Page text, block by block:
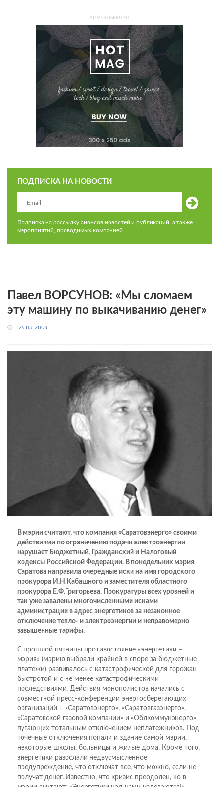
ADVERTISEMENT
ПОДПИСКА НА НОВОСТИ
Подписка на рассылку анонсов новостей и публикаций, а также
мероприятий, проводимых компанией.
Павел ВОРСУНОВ: «Мы сломаем
эту машину по выкачиванию денег»
26.03.2004
В мэрии считают, что компания «Саратовэнерго» своими
действиями по ограничению подачи электроэнергии
нарушает Бюджетный, Гражданский и Налоговый
кодексы Российской Федерации. В понедельник мэрия
Саратова направила очередные иски на имя городского
прокурора И.Н.Кабашного и заместителя областного
прокурора Е.Ф.Григорьева. Прокуратуры всех уровней и
так уже завалены многочисленными исками
администрации в адрес энергетиков за незаконное
отключение тепло- и электроэнергии и неправомерно
завышенные тарифы.
С прошлой пятницы противостояние «энергетики –
мэрия» (мэрию выбрали крайней в споре за бюджетные
платежи) развивалось с катастрофической для горожан
быстротой и с не менее катастрофическими
последствиями. Действия монополистов начались с
совместной пресс-конференции энергосберегающих
организаций – «Саратовэнерго», «Саратовгазэнерго»,
«Саратовской газовой компании» и «Облкоммунэнерго»,
пугающих тотальным отключением неплатежников. Под
точечные отключения попали и здание самой мэрии,
некоторые школы, больницы и жилые дома. Кроме того,
энергетики разослали недвусмысленное
предупреждение, что отключат все, что можно, если не
получат денег. Известно, что кризис преодолен, но в